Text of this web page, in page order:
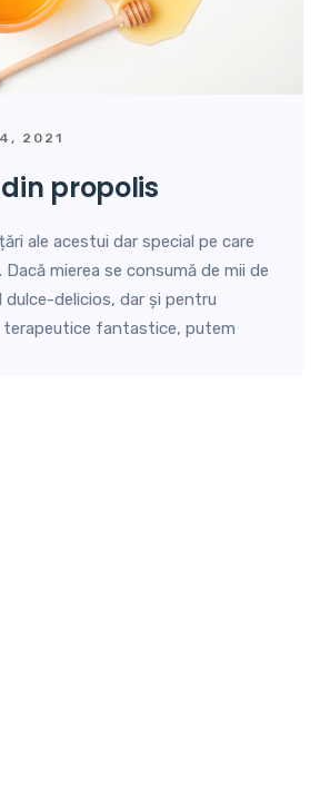
2021
propolis
ale acestui dar special pe care
Dacă mierea se consumă de mii de
delicios, dar și pentru
terapeutice fantastice, putem